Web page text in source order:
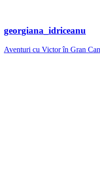
georgiana_idriceanu
Aventuri cu Victor în Gran